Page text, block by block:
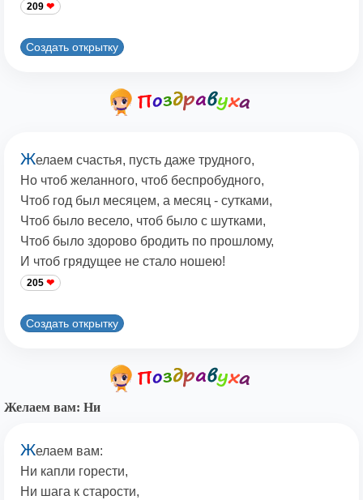
209
Создать открытку
Желаем счастья, пусть даже трудного,
Hо чтоб желанного, чтоб беспробудного,
Чтоб год был месяцем, а месяц - сутками,
Чтоб было весело, чтоб было с шутками,
Чтоб было здорово бродить по прошлому,
И чтоб грядущее не стало ношею!
205
Создать открытку
Желаем вам: Hи
Желаем вам:
Hи капли горести,
Hи шага к старости,